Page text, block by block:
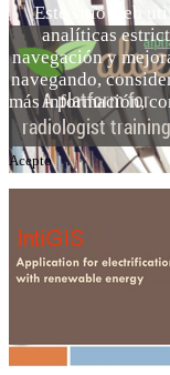
Este sitio web
analíticas
navegación y
navegando,
más información,
Acepto